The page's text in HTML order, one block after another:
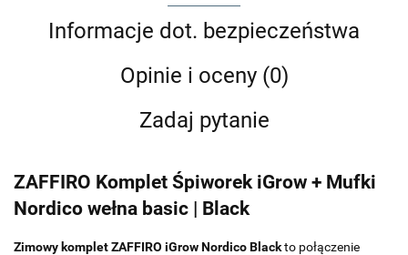
Informacje dot. bezpieczeństwa
Opinie i oceny (0)
Zadaj pytanie
ZAFFIRO Komplet Śpiworek iGrow + Mufki
Nordico wełna basic | Black
Zimowy komplet ZAFFIRO iGrow Nordico Blackto połączenie